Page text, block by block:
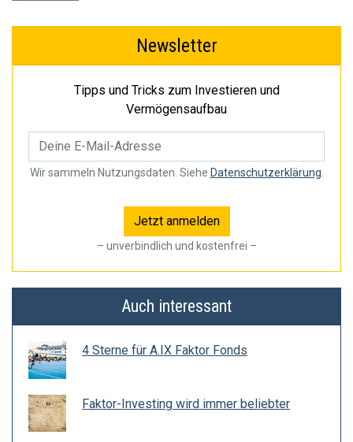
Newsletter
Tipps und Tricks zum Investieren und
Vermögensaufbau
Wir sammeln Nutzungsdaten. Siehe Datenschutzerklärung.
– unverbindlich und kostenfrei –
Auch interessant
4 Sterne für A.IX Faktor Fonds
Faktor-Investing wird immer beliebter